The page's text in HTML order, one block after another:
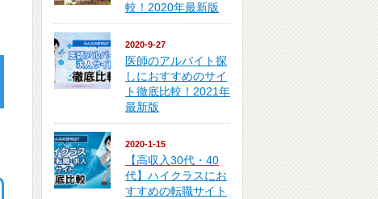
較！2020年最新版
2020-9-27
医師のアルバイト探
しにおすすめのサイ
ト徹底比較！2021年
最新版
2020-1-15
【高収入30代・40
代】ハイクラスにお
すすめの転職サイト